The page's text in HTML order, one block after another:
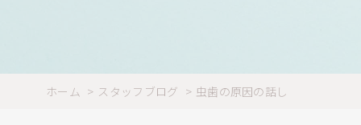
ホーム スタッフブログ 虫歯の原因の話し